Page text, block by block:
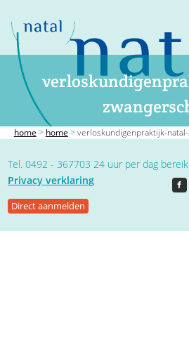
home > home > verloskundigenpraktijk-
Tel. 0492 - 367703 24 uur per dag
Privacy verklaring
Direct aanmelden